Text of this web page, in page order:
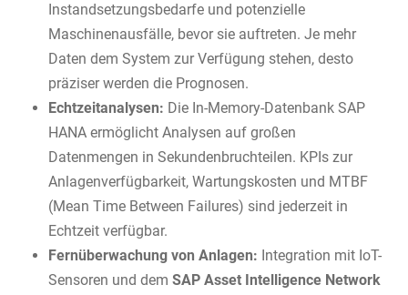
Instandsetzungsbedarfe und potenzielle
Maschinenausfälle, bevor sie auftreten. Je mehr
Daten dem System zur Verfügung stehen, desto
präziser werden die Prognosen.
Echtzeitanalysen: Die In-Memory-Datenbank SAP
HANA ermöglicht Analysen auf großen
Datenmengen in Sekundenbruchteilen. KPIs zur
Anlagenverfügbarkeit, Wartungskosten und MTBF
(Mean Time Between Failures) sind jederzeit in
Echtzeit verfügbar.
Fernüberwachung von Anlagen: Integration mit IoT-
Sensoren und demSAP Asset Intelligence Network